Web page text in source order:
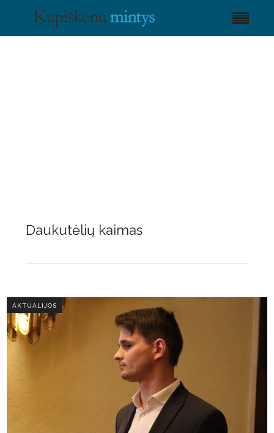
Daukutėlių kaimas
AKTUALIJOS